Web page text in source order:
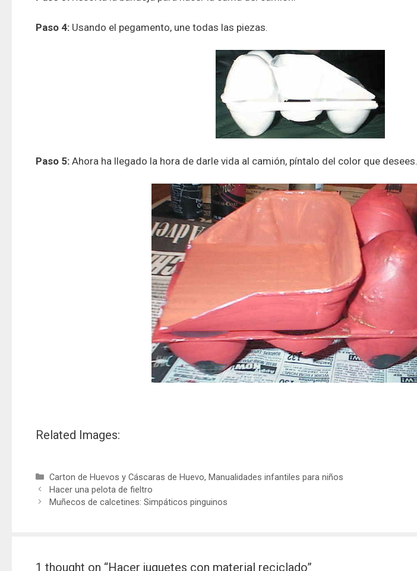
Paso 4:Usando el pegamento, une todas las piezas.
Paso 5:Ahora ha llegado la hora de darle vida al camión, píntalo del color que desees.
Related Images:
Carton de Huevos y Cáscaras de Huevo, Manualidades infantiles para niños
Hacer una pelota de fieltro
Muñecos de calcetines: Simpáticos pinguinos
1 thought on “Hacer juguetes con material reciclado”